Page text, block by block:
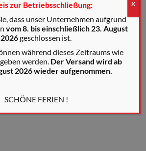
zur Betriebsschließung:
dass unser Unternehmen aufgrund
vom 8. bis einschließlich 23. August
2026geschlossen ist.
während dieses Zeitraums wie
werden. Der Versand wird ab
2026 wieder aufgenommen.
SCHÖNE FERIEN !
X